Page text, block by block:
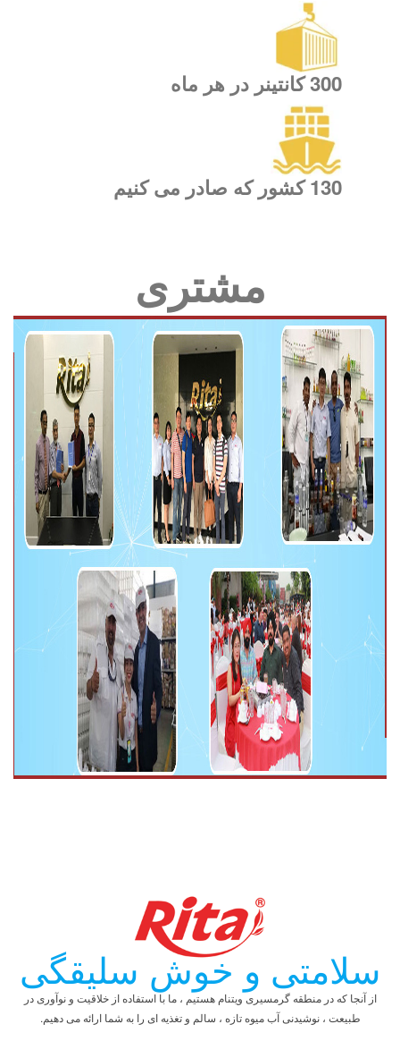
300 کانتینر در هر ماه
130 کشور که صادر می کنیم
مشتری
سلامتی و خوش سلیقگی
از آنجا که در منطقه گرمسیری ویتنام هستیم ، ما با استفاده از خلاقیت و نوآوری در
طبیعت ، نوشیدنی آب میوه تازه ، سالم و تغذیه ای را به شما ارائه می دهیم.